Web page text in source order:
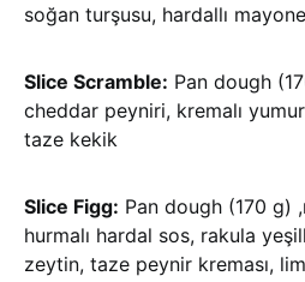
soğan turşusu, hardallı
Slice Scramble: Pan dough
cheddar peyniri, kremalı
taze kekik
Slice Figg: Pan dough (170 g)
hurmalı hardal sos, rakula
zeytin, taze peynir kreması,